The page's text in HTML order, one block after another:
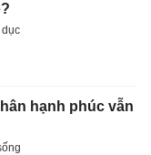
hạnh phúc vẫn